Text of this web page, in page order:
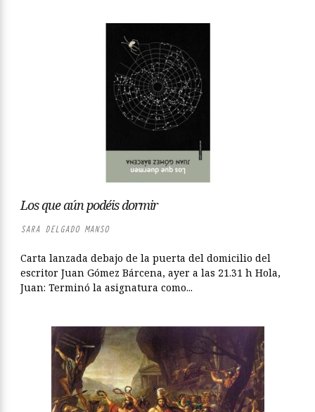
Los que aún podéis dormir
SARA DELGADO MANSO
Carta lanzada debajo de la puerta del domicilio del
escritor Juan Gómez Bárcena, ayer a las 21.31 h Hola,
Juan: Terminó la asignatura como...